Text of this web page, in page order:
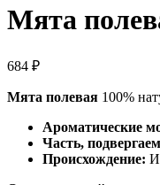
Мята
684 ₽
Мята полевая 100%
Ароматические
Часть,
Происхождение: